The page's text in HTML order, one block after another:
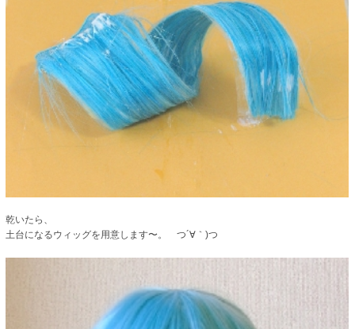
乾いたら、
土台になるウィッグを用意します〜。 つ´∀｀)つ